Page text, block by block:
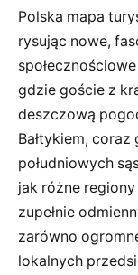
Polska mapa
rysując nowe,
gdzie goście z
deszczową
Bałtykiem, coraz
południowych
jak różne
zupełnie
zarówno
lokalnych